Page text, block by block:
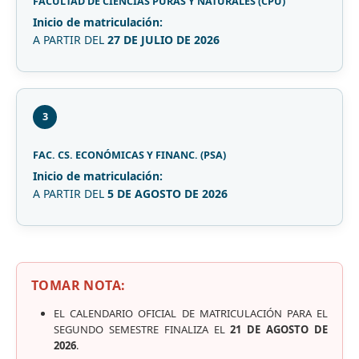
Inicio de matriculación:
A PARTIR DEL 27 DE JULIO DE 2026
3
FAC. CS. ECONÓMICAS Y FINANC. (PSA)
Inicio de matriculación:
A PARTIR DEL 5 DE AGOSTO DE 2026
TOMAR NOTA:
EL CALENDARIO OFICIAL DE MATRICULACIÓN PARA EL
SEGUNDO SEMESTRE FINALIZA EL21 DE AGOSTO DE
2026.